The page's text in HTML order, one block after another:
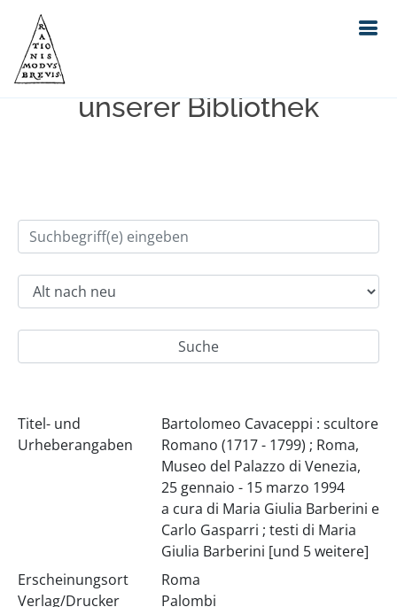
Einfache Suche im Bestand
unserer Bibliothek
Titel- und
Urheberangaben
Bartolomeo Cavaceppi : scultore
Romano (1717 - 1799) ; Roma,
Museo del Palazzo di Venezia,
25 gennaio - 15 marzo 1994
a cura di Maria Giulia Barberini e
Carlo Gasparri ; testi di Maria
Giulia Barberini [und 5 weitere]
Erscheinungsort
Verlag/Drucker
Roma
Palombi